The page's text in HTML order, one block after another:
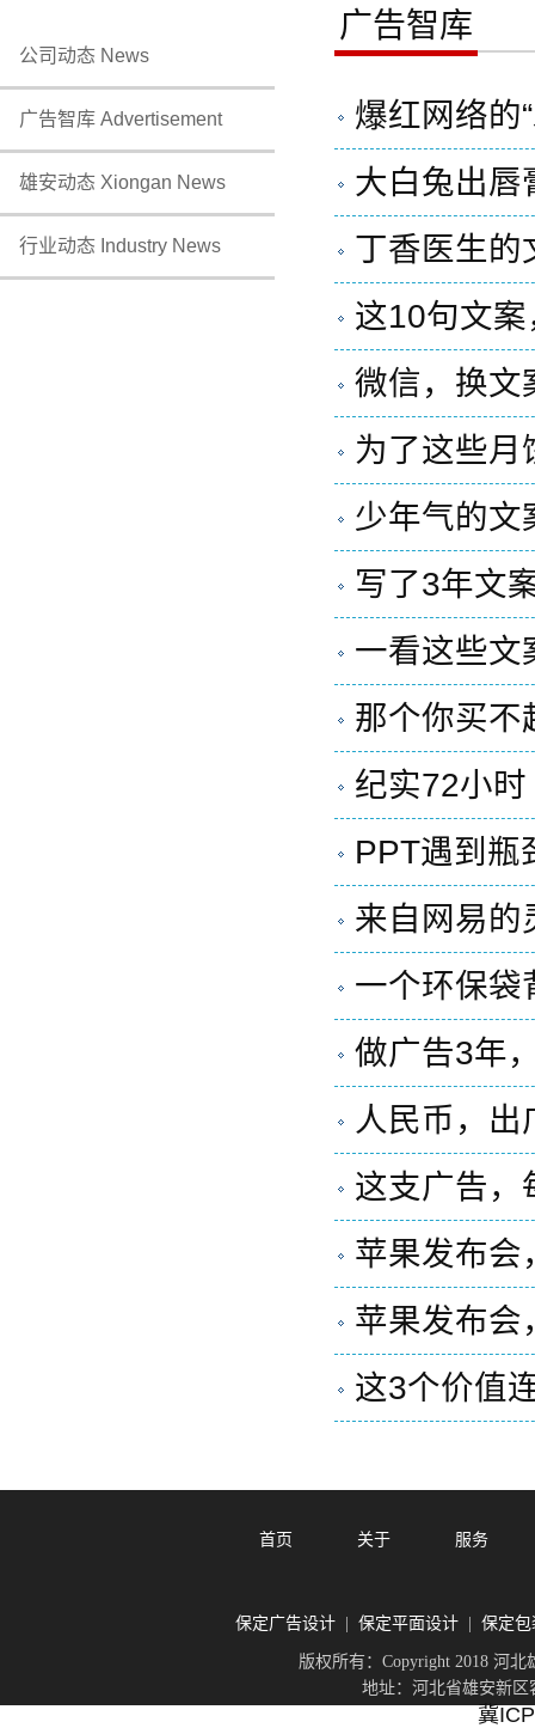
公司动态 News
广告智库 Advertisement
雄安动态 Xiongan News
行业动态 Industry News
广告智库
爆红网络的
大白兔出唇
丁香医生的
这10句文
微信，换文
为了这些月
少年气的文
写了3年文
一看这些文
那个你买不
纪实72小
PPT遇到瓶
来自网易的
一个环保袋
做广告3年
人民币，出
这支广告，
苹果发布会
苹果发布会
这3个价值
首页 关于 服务
保定广告设计| 保定平面设计| 保定包
版权所有：Copyright 2018 河
地址：河北省雄安新区
冀